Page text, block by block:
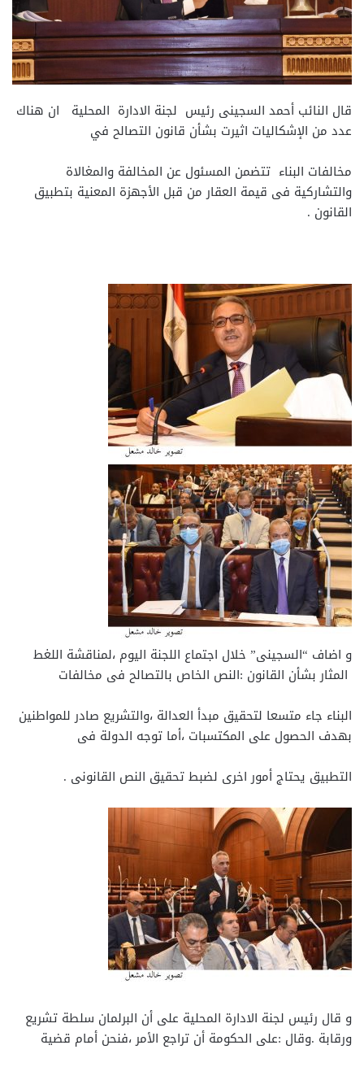
قال النائب أحمد السجينى رئيس لجنة الادارة المحلية ان هناك
عدد من الإشكاليات اثيرت بشأن قانون التصالح في
مخالفات البناء تتضمن المسئول عن المخالفة والمغالاة
والتشاركية فى قيمة العقار من قبل الأجهزة المعنية بتطبيق
القانون .
و اضاف “السجينى” خلال اجتماع اللجنة اليوم ،لمناقشة اللغط
المثار بشأن القانون :النص الخاص بالتصالح فى مخالفات
البناء جاء متسعا لتحقيق مبدأ العدالة ،والتشريع صادر للمواطنين
بهدف الحصول على المكتسبات ،أما توجه الدولة فى
التطبيق يحتاج أمور اخرى لضبط تحقيق النص القانونى .
و قال رئيس لجنة الادارة المحلية على أن البرلمان سلطة تشريع
ورقابة .وقال :على الحكومة أن تراجع الأمر ،فنحن أمام قضية